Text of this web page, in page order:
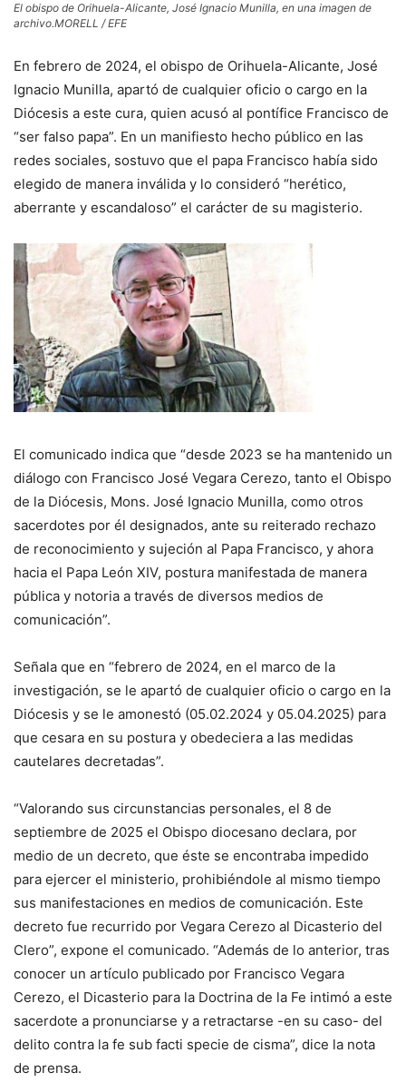
El obispo de Orihuela-Alicante, José Ignacio Munilla, en una imagen de
archivo.MORELL / EFE
En febrero de 2024, el obispo de Orihuela-Alicante, José
Ignacio Munilla, apartó de cualquier oficio o cargo en la
Diócesis a este cura, quien acusó al pontífice Francisco de
“ser falso papa”. En un manifiesto hecho público en las
redes sociales, sostuvo que el papa Francisco había sido
elegido de manera inválida y lo consideró “herético,
aberrante y escandaloso” el carácter de su magisterio.
El comunicado indica que “desde 2023 se ha mantenido un
diálogo con Francisco José Vegara Cerezo, tanto el Obispo
de la Diócesis, Mons. José Ignacio Munilla, como otros
sacerdotes por él designados, ante su reiterado rechazo
de reconocimiento y sujeción al Papa Francisco, y ahora
hacia el Papa León XIV, postura manifestada de manera
pública y notoria a través de diversos medios de
comunicación”.
Señala que en “febrero de 2024, en el marco de la
investigación, se le apartó de cualquier oficio o cargo en la
Diócesis y se le amonestó (05.02.2024 y 05.04.2025) para
que cesara en su postura y obedeciera a las medidas
cautelares decretadas”.
“Valorando sus circunstancias personales, el 8 de
septiembre de 2025 el Obispo diocesano declara, por
medio de un decreto, que éste se encontraba impedido
para ejercer el ministerio, prohibiéndole al mismo tiempo
sus manifestaciones en medios de comunicación. Este
decreto fue recurrido por Vegara Cerezo al Dicasterio del
Clero”, expone el comunicado. “Además de lo anterior, tras
conocer un artículo publicado por Francisco Vegara
Cerezo, el Dicasterio para la Doctrina de la Fe intimó a este
sacerdote a pronunciarse y a retractarse -en su caso- del
delito contra la fe sub facti specie de cisma”, dice la nota
de prensa.